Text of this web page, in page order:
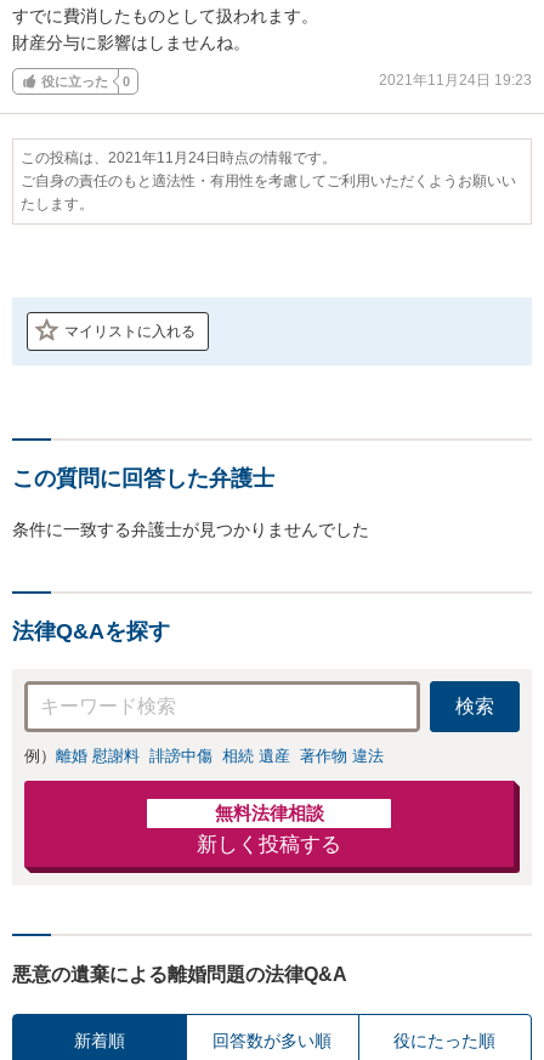
すでに費消したものとして扱われます。
財産分与に影響はしませんね。
役に立った 0 2021年11月24日 19:23
この投稿は、2021年11月24日時点の情報です。
ご自身の責任のもと適法性・有用性を考慮してご利用いただくようお願いい
たします。
マイリストに入れる
この質問に回答した弁護士
条件に一致する弁護士が見つかりませんでした
法律Q&Aを探す
検索
例） 離婚 慰謝料 誹謗中傷 相続 遺産 著作物 違法
無料法律相談
新しく投稿する
悪意の遺棄による離婚問題の法律Q&A
新着順 回答数が多い順 役にたった順